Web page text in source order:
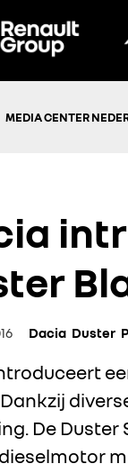
MEDIA CENTER
Dacia Duster
De Duster
dieselmotor